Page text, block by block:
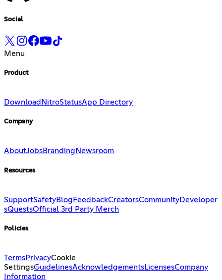
Social
Menu
Product
Download NitroStatusApp Directory
Company
AboutJobsBranding Newsroom
Resources
SupportSafetyBlog FeedbackCreatorsCommunityDeveloper
sQuestsOfficial 3rd Party Merch
Policies
TermsPrivacyCookie
SettingsGuidelinesAcknowledgementsLicensesCompany
Information